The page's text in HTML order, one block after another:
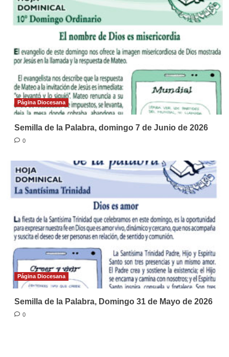
Página Diocesana
Semilla de la Palabra, domingo 7 de Junio de 2026
0
Página Diocesana
Semilla de la Palabra, Domingo 31 de Mayo de 2026
0